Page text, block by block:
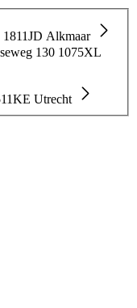
1811JD Alkmaar
130 1075XL
Utrecht